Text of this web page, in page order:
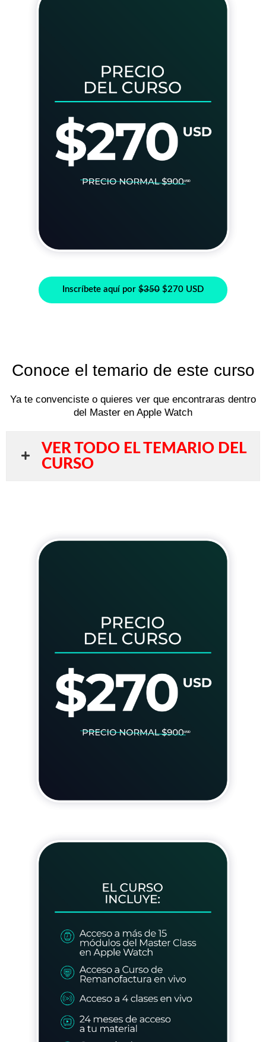
Inscríbete aquí por $350 $270 USD
Conoce el temario de este curso
Ya te convenciste o quieres ver que encontraras dentro
del Master en Apple Watch
VER TODO EL TEMARIO DEL
CURSO